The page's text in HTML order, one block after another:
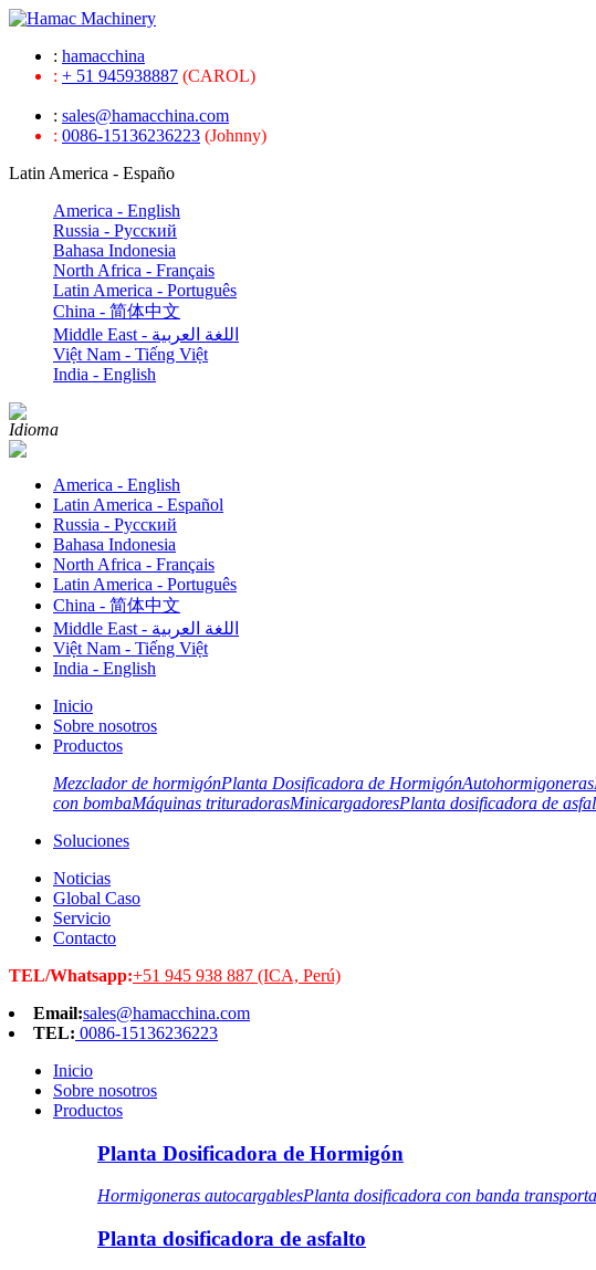
: hamacchina
: + 51 945938887 (CAROL)
: sales@hamacchina.com
: 0086-15136236223 (Johnny)
Latin America - Españo
America - English
Russia - Pусский
Bahasa Indonesia
North Africa - Français
Latin America - Português
China - 简体中文
Middle East - اللغة العربية
Việt Nam - Tiếng Việt
India - English
Idioma
America - English
Latin America - Español
Russia - Pусский
Bahasa Indonesia
North Africa - Français
Latin America - Português
China - 简体中文
Middle East - اللغة العربية
Việt Nam - Tiếng Việt
India - English
Inicio
Sobre nosotros
Productos
Mezclador de hormigónPlanta Dosificadora de HormigónAutohormigoneras
con bombaMáquinas trituradorasMinicargadoresPlanta dosificadora de
Soluciones
Noticias
Global Caso
Servicio
Contacto
TEL/Whatsapp:+51 945 938 887 (ICA, Perú)
Email:sales@hamacchina.com
TEL: 0086-15136236223
Inicio
Sobre nosotros
Productos
Planta Dosificadora de Hormigón
Hormigoneras autocargablesPlanta dosificadora con banda
Planta dosificadora de asfalto